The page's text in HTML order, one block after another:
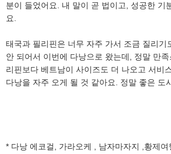
분이 들었어요. 내 말이 곧 법이고, 성공한 기
요.
태국과 필리핀은 너무 자주 가서 조금 질리기
안 되어서 이번에 다낭으로 왔는데, 정말 만
리핀보다 베트남이 사이즈도 더 나오고 서비
다낭을 자주 오게 될 것 같아요. 정말 좋은 도
* 다낭 에코걸, 가라오케 , 남자마자지 ,황제